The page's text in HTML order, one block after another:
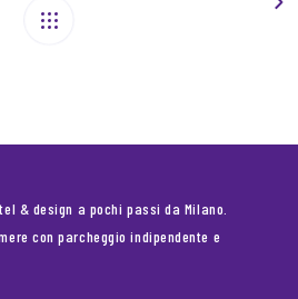
& design a pochi passi da Milano.
con parcheggio indipendente e